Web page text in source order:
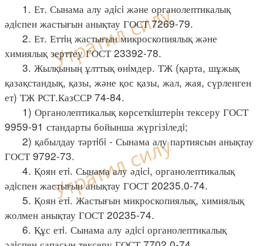
1. Ет. Сынама алу әдiсi және органолептикалық
әдiспен жастығын анықтау ГОСТ 7269-79.
2. Ет. Еттiң жастығын микроскопиялық және
химиялық зерттеу ГОСТ 23392-78.
3. Жылқының ұлттық өнiмдер. ТЖ (қарта, шұжық
қазақстандық, қазы, және қос қазы, жал, жая, сүрленген
ет) ТЖ РСТ.КазССР 74-84.
1) Органолептикалық көрсеткiштерiн тексеру ГОСТ
9959-91 стандарты бойынша жүргізiледi;
2) қабылдау тәртiбi - Сынама алу партиясын анықтау
ГОСТ 9792-73.
4. Қоян етi. Сынама алу әдiсi, органолептикалық
әдiспен жастығын анықтау ГОСТ 20235.0-74.
5. Қоян етi. Жастығын микроскопиялық, химиялық
жолмен анықтау ГОСТ 20235-74.
6. Құс етi. Сынама алу әдiсi органолептикалық